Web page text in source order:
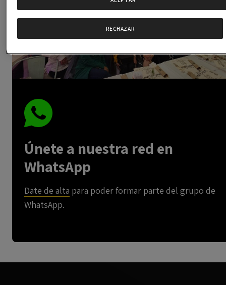
Únete a nuestra red en
WhatsApp
Date de alta para poder formar parte del grupo de
WhatsApp.
RECHAZAR